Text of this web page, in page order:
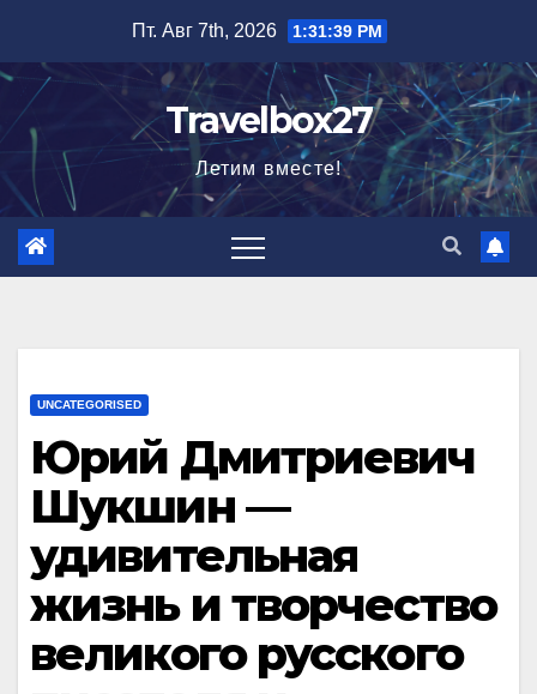
содержимому
Пт. Авг 7th, 2026 1:31:40 PM
Travelbox27
Летим вместе!
UNCATEGORISED
Юрий Дмитриевич
Шукшин —
удивительная
жизнь и творчество
великого русского